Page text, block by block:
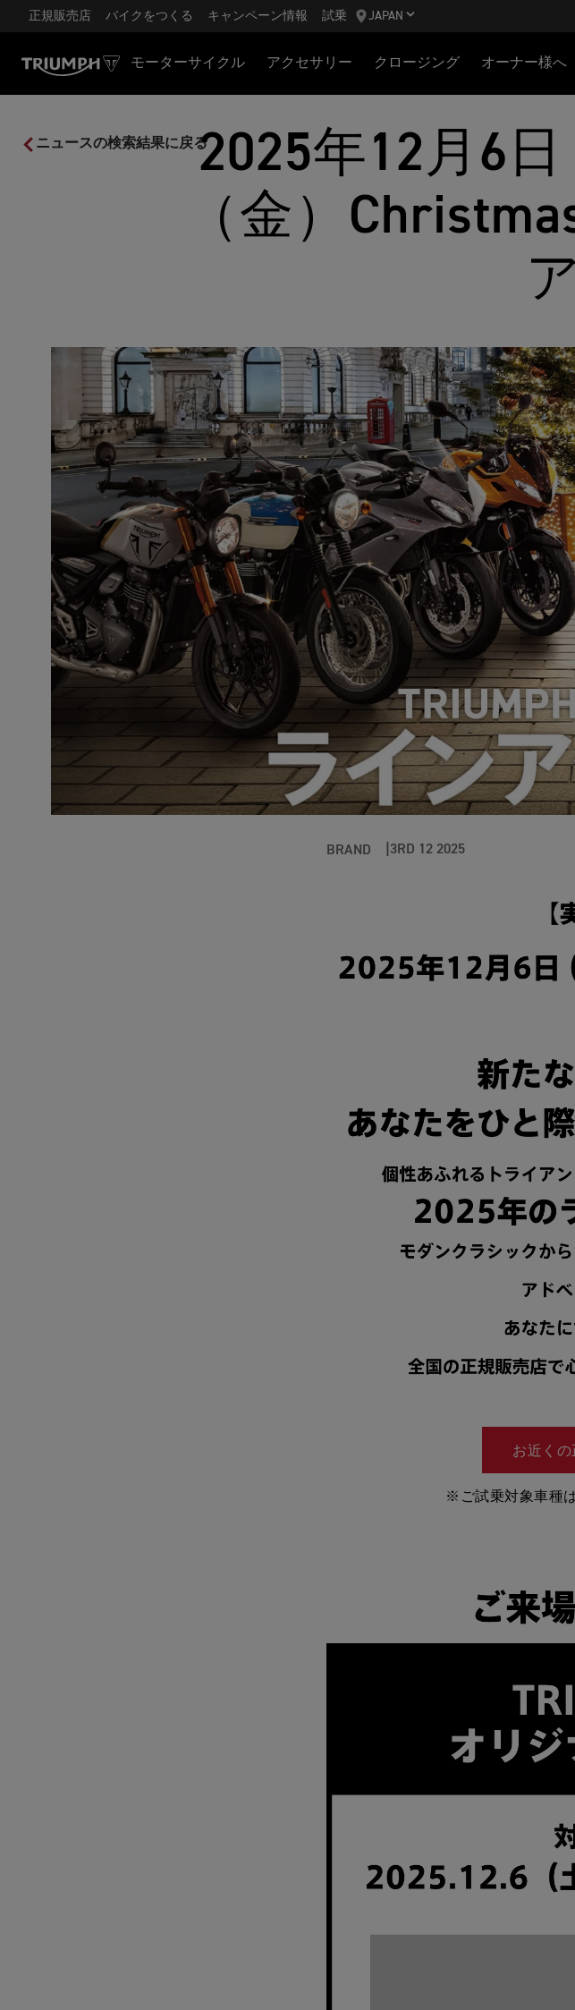
正規販売店 バイクをつくる キャンペーン情報 試乗 JAPAN
モーターサイクル アクセサリー クロージング オーナー様へ
ニュースの検索結果に戻る2025年12月6
（金）
BRAND 3RD 12 2025
お近くの
※ご試乗対象車種